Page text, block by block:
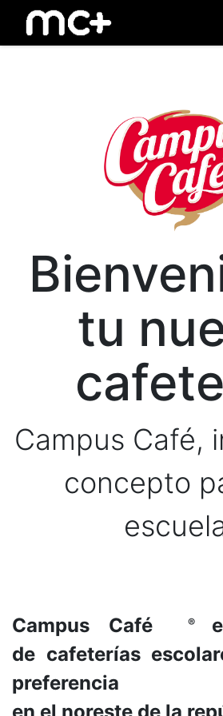
tu
Campus Café,
concepto
Campus Café ®
de cafeterías
preferencia